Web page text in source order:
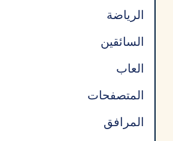
الرياضة
السائقين
العاب
المتصفحات
المرافق